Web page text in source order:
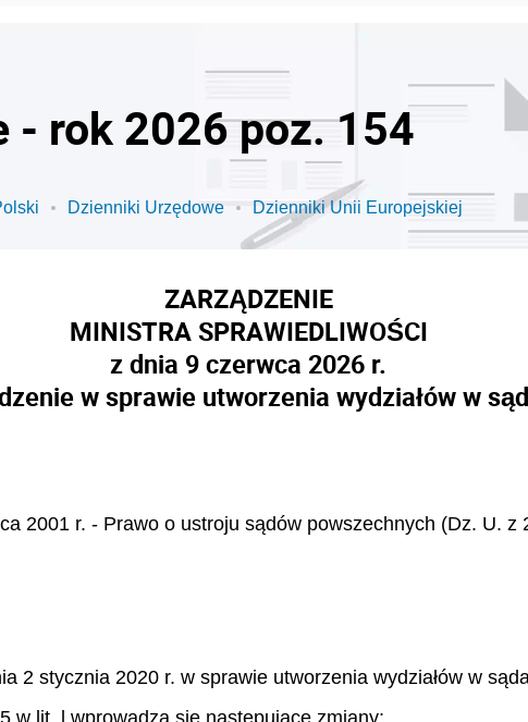
- rok 2026 poz. 154
Dzienniki Urzędowe Dzienniki Unii Europejskiej
ZARZĄDZENIE
MINISTRA SPRAWIEDLIWOŚCI
z dnia 9 czerwca 2026 r.
w sprawie utworzenia wydziałów w
2001 r. - Prawo o ustroju sądów powszechnych (Dz. U. z
2 stycznia 2020 r. w sprawie utworzenia wydziałów w
w lit. l wprowadza się następujące zmiany: